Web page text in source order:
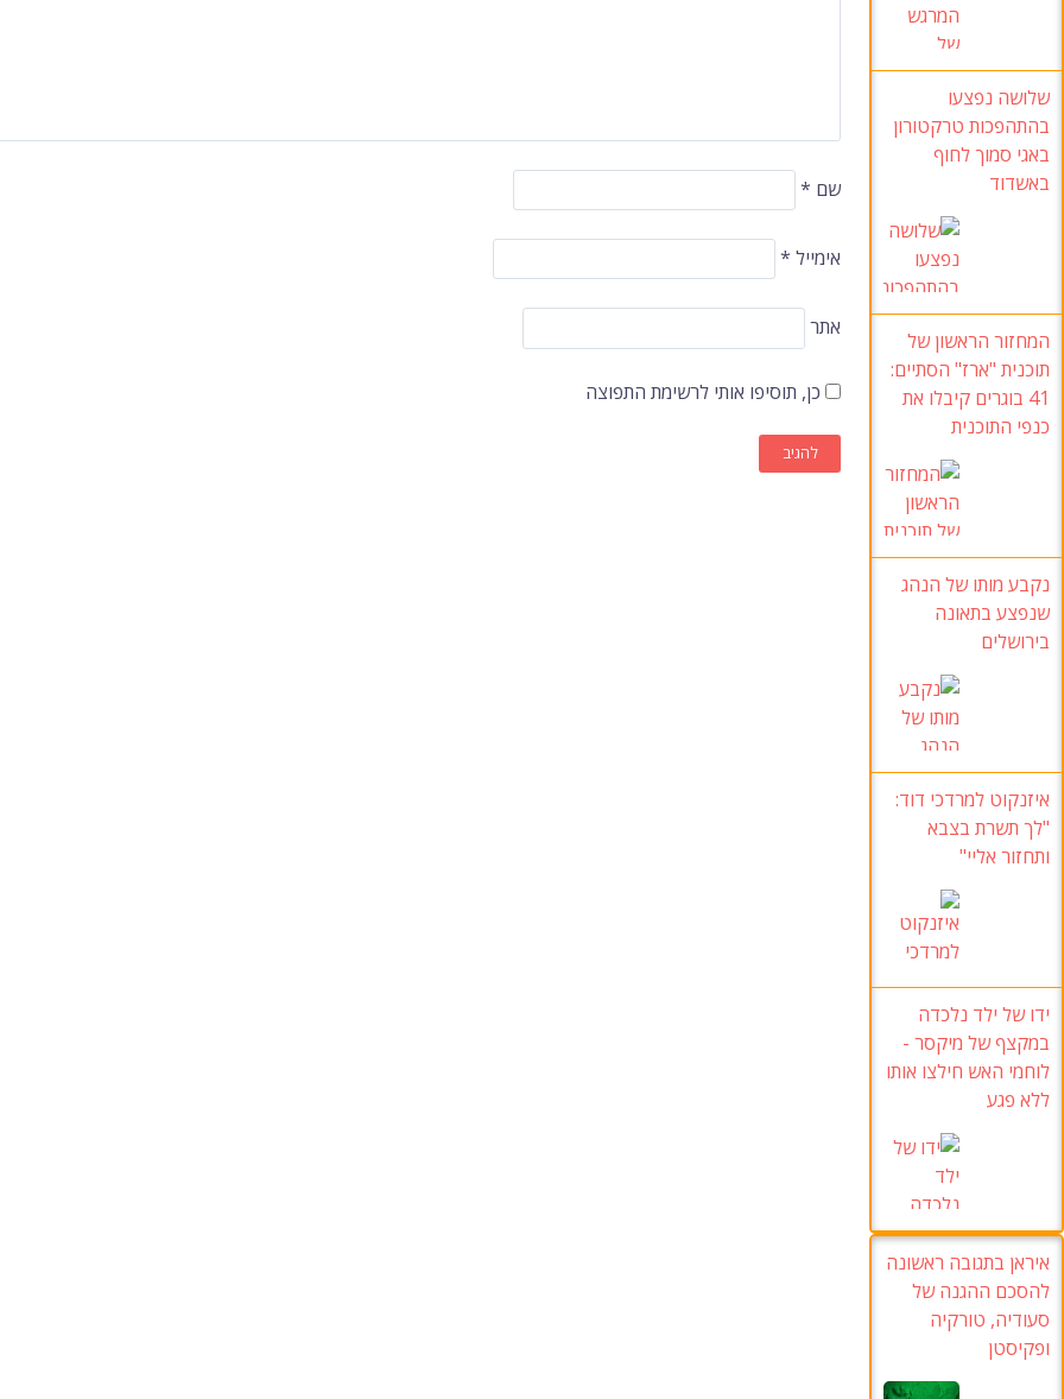
שם *
אימייל *
אתר
כן, תוסיפו אותי לרשימת התפוצה
שלושה נפצעו
בהתהפכות טרקטורון
באגי סמוך לחוף
באשדוד
המחזור הראשון של
תוכנית "ארז" הסתיים:
41 בוגרים קיבלו את
כנפי התוכנית
נקבע מותו של הנהג
שנפצע בתאונה
בירושלים
איזנקוט למרדכי דוד:
"לך תשרת בצבא
ותחזור אליי"
ידו של ילד נלכדה
במקצף של מיקסר -
לוחמי האש חילצו אותו
ללא פגע
איראן בתגובה ראשונה
להסכם ההגנה של
סעודיה, טורקיה
ופקיסטן